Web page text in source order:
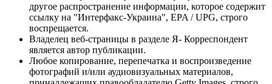
другое распространение информации, которое содержит
ссылку на "Интерфакс-Украина", EPA / UPG, строго
воспрещается.
Владелец веб-страницы в разделе Я- Корреспондент
является автор публикации.
Любое копирование, перепечатка и воспроизведение
фотографий и/или аудиовизуальных материалов,